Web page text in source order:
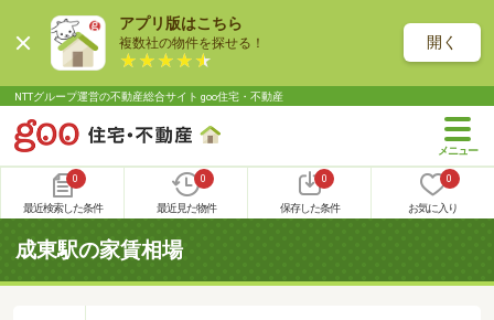
アプリ版はこちら
複数社の物件を探せる！ 開く
NTTグループ運営の不動産総合サイト goo住宅・不動産
0
最近検索した条件
0
最近見た物件
0
保存した条件
0
お気に入り
成東駅の家賃相場